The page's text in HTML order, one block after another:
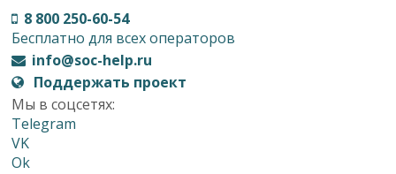
8 800 250-60-54
Бесплатно для всех операторов
info@soc-help.ru
Поддержать проект
Мы в соцсетях:
Telegram
VK
Ok